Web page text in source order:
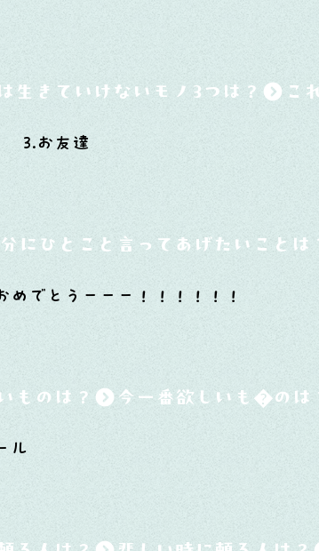
生きていけないモノ3つは？
3.お友達
にひとこと言ってあげたいことは
でとうーーー！！！！！！
ものは？
ル